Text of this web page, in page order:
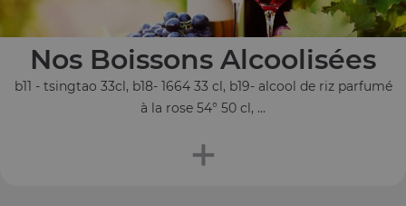
Nos Boissons Alcoolisées
b11 - tsingtao 33cl, b18- 1664 33 cl, b19- alcool de riz parfumé
à la rose 54° 50 cl, ...
+